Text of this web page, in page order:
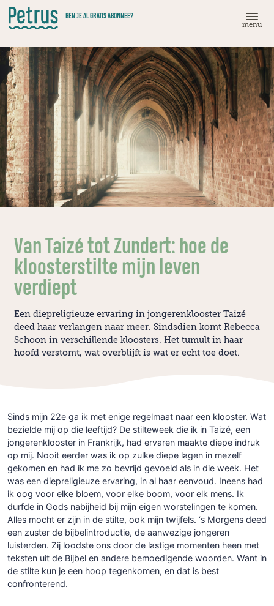
Doorgaan
naar
hoofdinhoud
BEN JE AL GRATIS ABONNEE?
menu
Van Taizé tot Zundert: hoe de
kloosterstilte mijn leven
verdiept
Een diepreligieuze ervaring in jongerenklooster Taizé
deed haar verlangen naar meer. Sindsdien komt Rebecca
Schoon in verschillende kloosters. Het tumult in haar
hoofd verstomt, wat overblijft is wat er echt toe doet.
Sinds mijn 22e ga ik met enige regelmaat naar een klooster. Wat
bezielde mij op die leeftijd? De stilteweek die ik in Taizé, een
jongerenklooster in Frankrijk, had ervaren maakte diepe indruk
op mij. Nooit eerder was ik op zulke diepe lagen in mezelf
gekomen en had ik me zo bevrijd gevoeld als in die week. Het
was een diepreligieuze ervaring, in al haar eenvoud. Ineens had
ik oog voor elke bloem, voor elke boom, voor elk mens. Ik
durfde in Gods nabijheid bij mijn eigen worstelingen te komen.
Alles mocht er zijn in de stilte, ook mijn twijfels. ‘s Morgens deed
een zuster de bijbelintroductie, de aanwezige jongeren
luisterden. Zij loodste ons door de lastige momenten heen met
teksten uit de Bijbel en andere bemoedigende woorden. Want in
de stilte kun je een hoop tegenkomen, en dat is best
confronterend.